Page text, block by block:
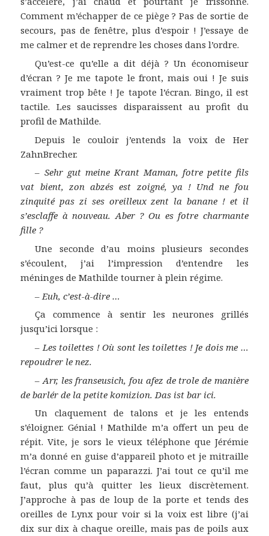
Comment m’échapper de ce piège ? Pas de sortie de
secours, pas de fenêtre, plus d’espoir ! J’essaye de
me calmer et de reprendre les choses dans l’ordre.
Qu’est-ce qu’elle a dit déjà ? Un économiseur
d’écran ? Je me tapote le front, mais oui ! Je suis
vraiment trop bête ! Je tapote l’écran. Bingo, il est
tactile. Les saucisses disparaissent au profit du
profil de Mathilde.
Depuis le couloir j’entends la voix de Her
ZahnBrecher.
– Sehr gut meine Krant Maman, fotre petite fils
vat bient, zon abzés est zoigné, ya ! Und ne fou
zinquité pas zi ses oreilleux zent la banane ! et il
s’esclaffe à nouveau. Aber ? Ou es fotre charmante
fille ?
Une seconde d’au moins plusieurs secondes
s’écoulent, j’ai l’impression d’entendre les
méninges de Mathilde tourner à plein régime.
– Euh, c’est-à-dire …
Ça commence à sentir les neurones grillés
jusqu’ici lorsque :
–Les toilettes ! Où sont les toilettes ! Je dois me …
repoudrer le nez.
–Arr, les franseusich, fou afez de trole de manière
de barlér de la petite komizion. Das ist bar ici.
Un claquement de talons et je les entends
s’éloigner. Génial ! Mathilde m’a offert un peu de
répit. Vite, je sors le vieux téléphone que Jérémie
m’a donné en guise d’appareil photo et je mitraille
l’écran comme un paparazzi. J’ai tout ce qu’il me
faut, plus qu’à quitter les lieux discrètement.
J’approche à pas de loup de la porte et tends des
oreilles de Lynx pour voir si la voix est libre (j’ai
dix sur dix à chaque oreille, mais pas de poils aux